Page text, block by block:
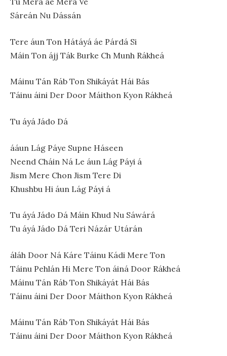
Sáreán Nu Dássán
Tere áun Ton Hátáyá áe Párdá Si
Máin Ton ájj Ták Burke Ch Munh Rákheá
Máinu Tán Ráb Ton Shikáyát Hái Bás
Táinu áini Der Door Máithon Kyon Rákheá
Tu áyá Jádo Dá
ááun Lág Páye Supne Háseen
Neend Cháin Ná Le áun Lág Páyi á
Jism Mere Chon Jism Tere Di
Khushbu Hi áun Lág Páyi á
Tu áyá Jádo Dá Máin Khud Nu Sáwárá
Tu áyá Jádo Dá Teri Názár Utárán
áláh Door Ná Káre Táinu Kádi Mere Ton
Táinu Pehlán Hi Mere Ton áiná Door Rákheá
Máinu Tán Ráb Ton Shikáyát Hái Bás
Táinu áini Der Door Máithon Kyon Rákheá
Máinu Tán Ráb Ton Shikáyát Hái Bás
Táinu áini Der Door Máithon Kyon Rákheá